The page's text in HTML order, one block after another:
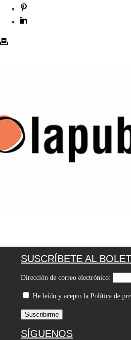
SUSCRÍBETE AL
Dirección de correo electrónico:
He leído y acepto la Política de
SÍGUENOS